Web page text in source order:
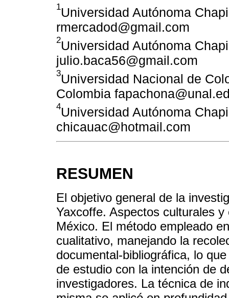
1Universidad Autónoma
rmercadod@gmail.com
2Universidad Autónoma
julio.baca56@gmail.com
3Universidad Nacional de
Colombia
4Universidad Autónoma
chicauac@hotmail.com
RESUMEN
El objetivo general de la
Yaxcoffe. Aspectos culturales
México. El método empleado
cualitativo, manejando la
documental-bibliográfica, lo
de estudio con la intención de
investigadores. La técnica de